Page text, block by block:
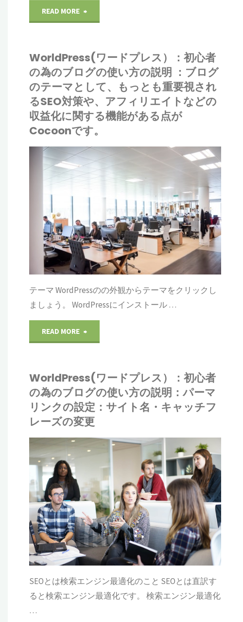
の
使
い
方
の
説
明
：
Ubersuggest（ウ
ー
バ
ェ
ス
ト）
と
う
ツ
ー
ル"
READ MORE "WorldPress(ワ
ド
プ
レ
ス）：
初
心
為
の
ロ
グ
使
い
方
明：
カ
ス
タ
マ
ワードプレス
WorldPress(ワードプレス）：初心者
の為のブログの使い方の説明 ：ブログ
のテーマとして、もっとも重要視され
るSEO対策や、アフィリエイトなどの
収益化に関する機能がある点が
Cocoonです。
テーマ WordPressのの外観からテーマをクリックし
ましょう。 WordPressにインストール …
READ MORE "WorldPress(ワ
ド
プ
レ
心
者
の
為
の
ALRIONE
ワードプレス
WorldPress(ワードプレス）：初心者
の為のブログの使い方の説明：パーマ
リンクの設定：サイト名・キャッチフ
レーズの変更
SEOとは検索エンジン最適化のこと SEOとは直訳す
ると検索エンジン最適化です。 検索エンジン最適化
…